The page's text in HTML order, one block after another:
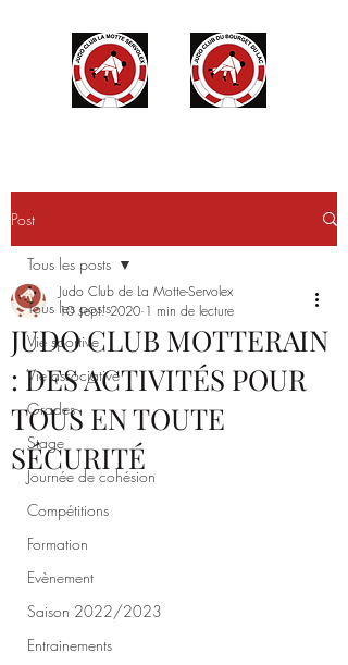
Post
Tous les posts
Vie sportive
Vie associative
Grades
Stage
Journée de cohésion
Compétitions
Formation
Evènement
Saison 2022/2023
Entrainements
Tous les posts
JUDO CLUB MOTTERAIN
: DES ACTIVITÉS POUR
TOUS EN TOUTE
SÉCURITÉ
Judo Club de La Motte-Servolex
10 sept. 2020 1 min de lecture